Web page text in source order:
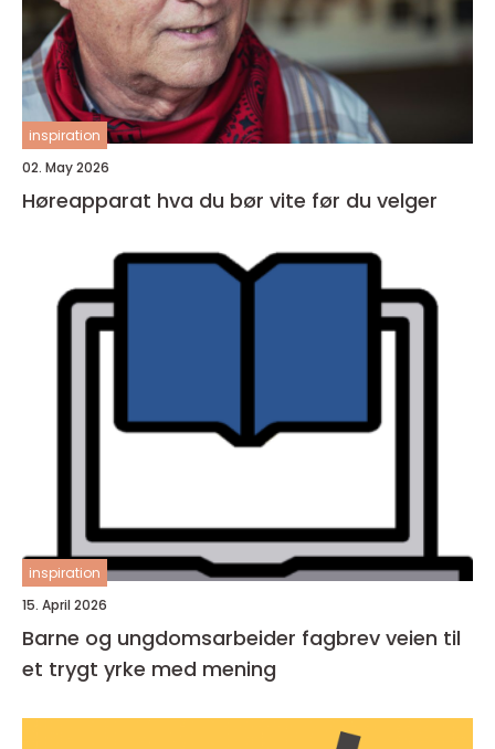
inspiration
02. May 2026
Høreapparat hva du bør vite før du velger
inspiration
15. April 2026
Barne og ungdomsarbeider fagbrev veien til
et trygt yrke med mening